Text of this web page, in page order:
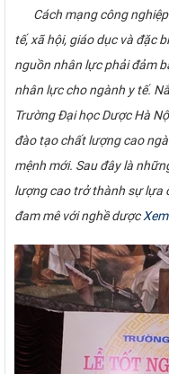
Cách mạng công nghiệp
tế, xã hội, giáo dục và đặc
nguồn nhân lực phải đảm
nhân lực cho ngành y tế.
Trường Đại học Dược Hà
đào tạo chất lượng cao
mệnh mới. Sau đây là
lượng cao trở thành sự lựa
đam mê với nghề dược